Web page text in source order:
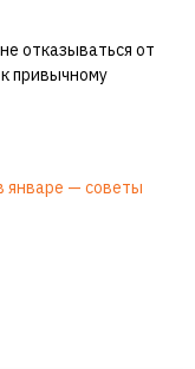
отказываться от
привычному
январе — советы